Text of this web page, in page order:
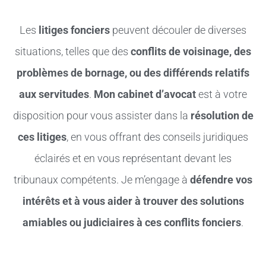
Les litiges fonciers peuvent découler de diverses
situations, telles que des conflits de voisinage, des
problèmes de bornage, ou des différends relatifs
aux servitudes. Mon cabinet d’avocatest à votre
disposition pour vous assister dans la résolution de
ces litiges, en vous offrant des conseils juridiques
éclairés et en vous représentant devant les
tribunaux compétents. Je m’engage à défendre vos
intérêts et à vous aider à trouver des solutions
amiables ou judiciaires à ces conflits fonciers.